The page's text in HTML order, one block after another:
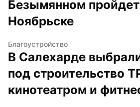
Безымянном
Ноябрьске
Благоустройство
В Салехарде
под строительство
кинотеатром и